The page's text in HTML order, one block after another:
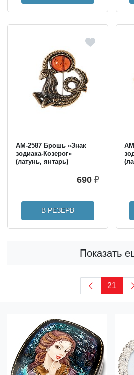
AM-2587 Брошь «Знак
зодиака-Козерог»
(латунь, янтарь)
690 ₽
В РЕЗЕРВ
Показать
21